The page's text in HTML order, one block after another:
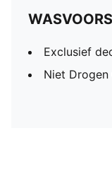
Exclusief
Niet